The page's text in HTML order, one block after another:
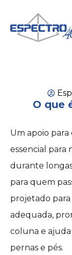
O que
Um apoio para
essencial para
durante
para quem
projetado
adequada,
coluna e
pernas e pés.